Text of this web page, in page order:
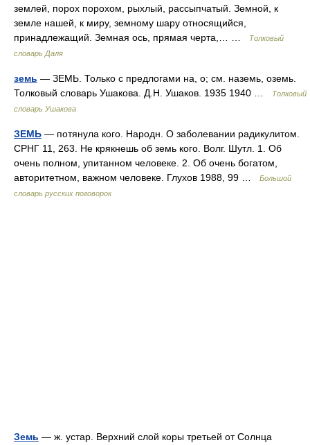
землей, порох порохом, рыхлый, рассыпчатый. Земной, к
земле нашей, к миру, земному шару относящийся,
принадлежащий. Земная ось, прямая черта,… …
Толковый
словарь Даля
земь — ЗЕМЬ. Только с предлогами на, о; см. наземь, оземь.
Толковый словарь Ушакова. Д.Н. Ушаков. 1935 1940 …
Толковый
словарь Ушакова
ЗЕМЬ — потянула кого. Народн. О заболевании радикулитом.
СРНГ 11, 263. Не крякнешь об земь кого. Волг. Шутл. 1. Об
очень полном, упитанном человеке. 2. Об очень богатом,
авторитетном, важном человеке. Глухов 1988, 99 …
Большой
словарь русских поговорок
Земь — ж. устар. Верхний слой коры третьей от Солнца